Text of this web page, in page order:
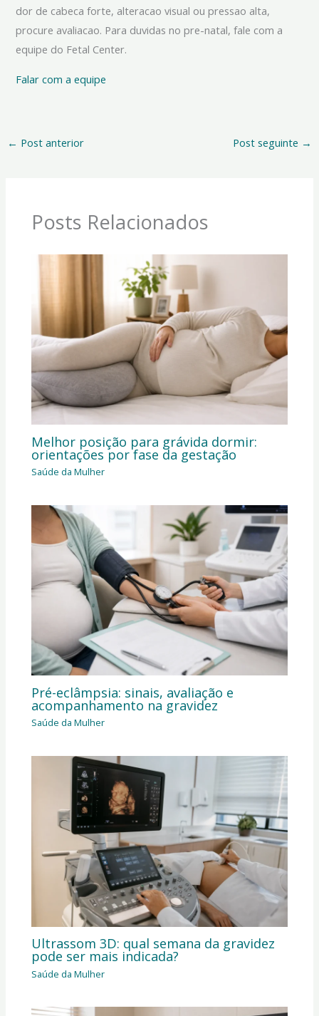
dor de cabeca forte, alteracao visual ou pressao alta,
procure avaliacao. Para duvidas no pre-natal, fale com a
equipe do Fetal Center.
Falar com a equipe
← Post anterior Post seguinte →
Posts Relacionados
Melhor posição para grávida dormir:
orientações por fase da gestação
Saúde da Mulher
Pré-eclâmpsia: sinais, avaliação e
acompanhamento na gravidez
Saúde da Mulher
Ultrassom 3D: qual semana da gravidez
pode ser mais indicada?
Saúde da Mulher